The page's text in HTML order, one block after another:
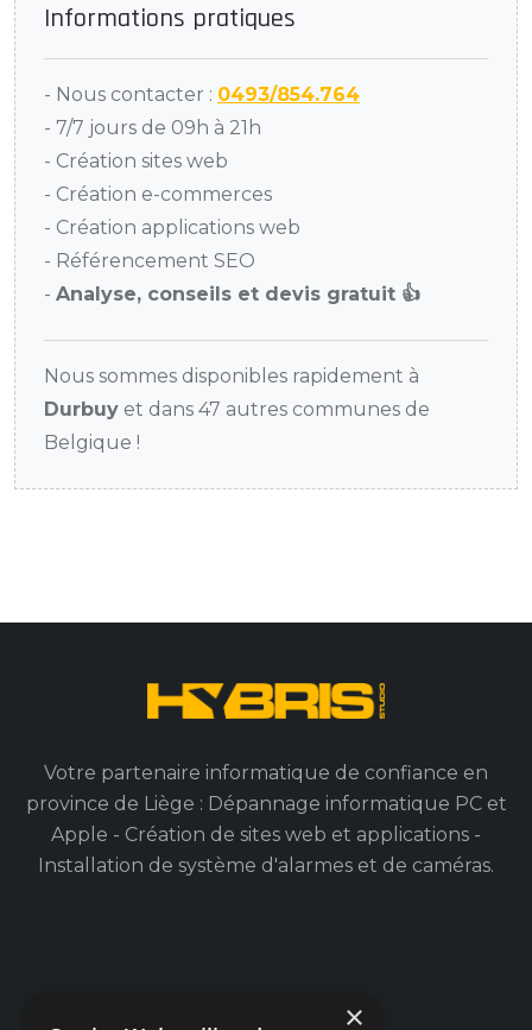
Informations pratiques
- Nous contacter : 0493/854.764
- 7/7 jours de 09h à 21h
- Création sites web
- Création e-commerces
- Création applications web
- Référencement SEO
- Analyse, conseils et devis gratuit 👍
Nous sommes disponibles rapidement à
Durbuy et dans 47 autres communes de
Belgique !
Votre partenaire informatique de confiance en
province de Liège : Dépannage informatique PC et
Apple - Création de sites web et applications -
Installation de système d'alarmes et de caméras.
×